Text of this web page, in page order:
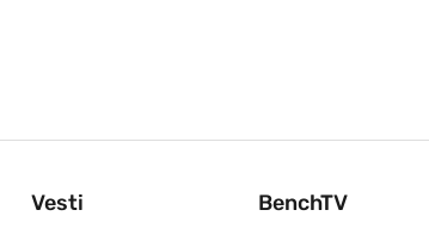
Vesti BenchTV